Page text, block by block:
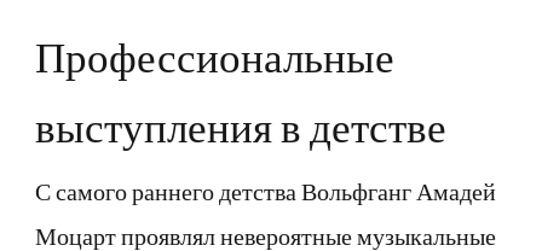
Профессиональные
выступления в детстве
С самого раннего детства Вольфганг Амадей
Моцарт проявлял невероятные музыкальные